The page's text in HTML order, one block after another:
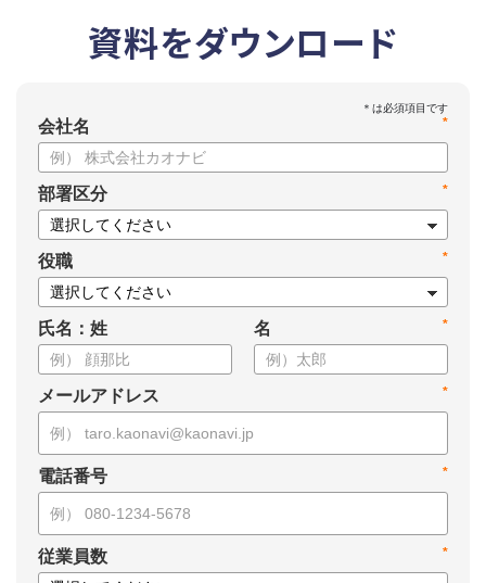
資料をダウンロード
*
会社名
*
部署区分
*
役職
氏名：姓 *
名
*
メールアドレス
*
電話番号
*
従業員数